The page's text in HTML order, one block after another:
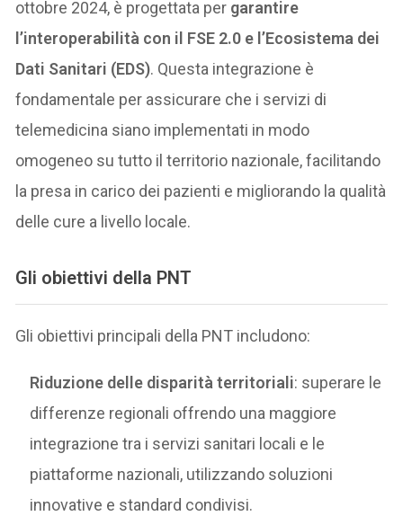
ottobre 2024, è progettata per garantire
l’interoperabilità con il FSE 2.0 e l’Ecosistema dei
Dati Sanitari (EDS). Questa integrazione è
fondamentale per assicurare che i servizi di
telemedicina siano implementati in modo
omogeneo su tutto il territorio nazionale, facilitando
la presa in carico dei pazienti e migliorando la qualità
delle cure a livello locale.
Gli obiettivi della PNT
Gli obiettivi principali della PNT includono:
Riduzione delle disparità territoriali: superare le
differenze regionali offrendo una maggiore
integrazione tra i servizi sanitari locali e le
piattaforme nazionali, utilizzando soluzioni
innovative e standard condivisi.